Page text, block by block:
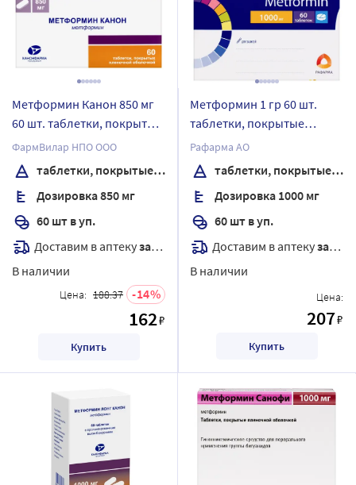
Метформин Канон 850 мг
60 шт. таблетки, покрытые
пленочной оболочкой
ФармВилар НПО ООО
таблетки, покрытые пленочной оболочкой
Дозировка 850 мг
60 шт в уп.
Доставим в аптекузавтра
В наличии
Цена: 188.37 14
162₽
Купить
Метформин 1 гр 60 шт.
таблетки, покрытые
пленочной оболочкой
Рафарма АО
таблетки, покрытые пленочной оболочкой
Дозировка 1000 мг
60 шт в уп.
Доставим в аптекузавтра
В наличии
Цена:
207₽
Купить